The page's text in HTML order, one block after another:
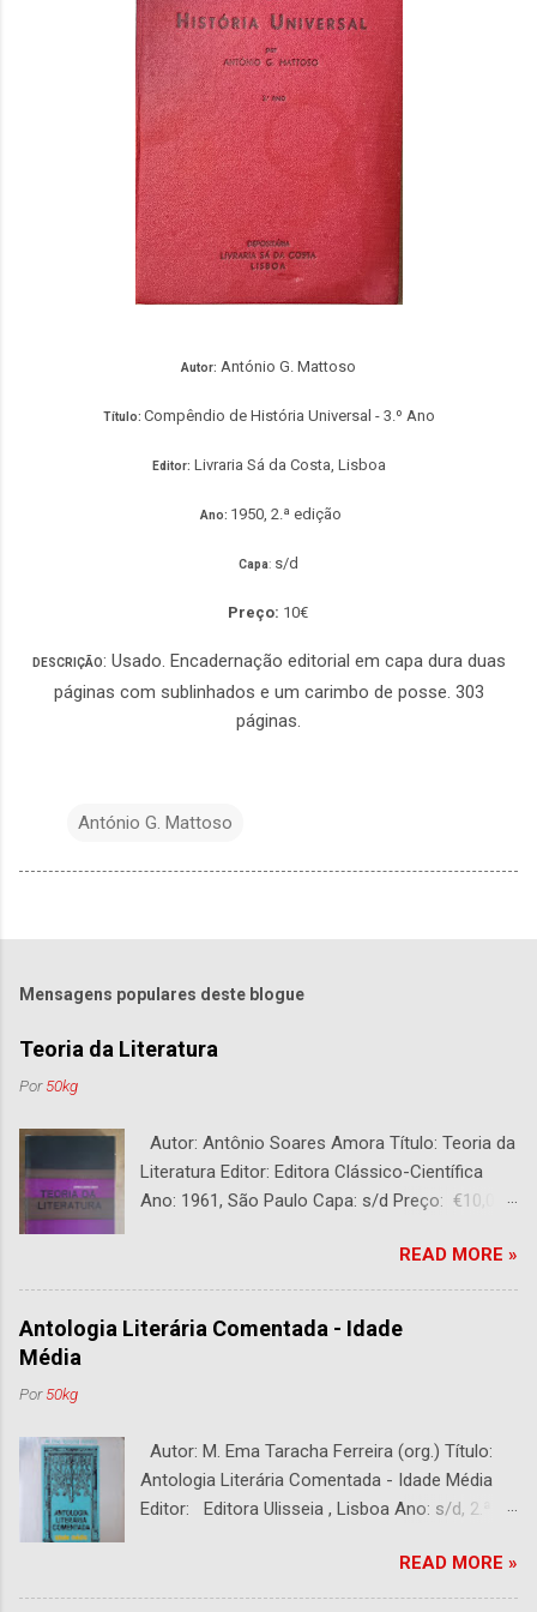
Autor: António G. Mattoso
Título: Compêndio de História Universal - 3.º Ano
Editor: Livraria Sá da Costa, Lisboa
Ano: 1950, 2.ª edição
Capa: s/d
Preço: 10€
DESCRIÇÃO: Usado. Encadernação editorial em capa dura duas
páginas com sublinhados e um carimbo de posse. 303
páginas.
António G. Mattoso
Mensagens populares deste blogue
Teoria da Literatura
Por50kg
Autor: Antônio Soares Amora Título: Teoria da
Literatura Editor: Editora Clássico-Científica
Ano: 1961, São Paulo Capa: s/d Preço: €10,00
READ MORE »
Antologia Literária Comentada - Idade
Média
Por50kg
Autor: M. Ema Taracha Ferreira (org.) Título:
Antologia Literária Comentada - Idade Média
Editor: Editora Ulisseia , Lisboa Ano: s/d, 2.ª
Com alguns sublinhados a lapiseira. Usado.
Com 252 páginas.
READ MORE »